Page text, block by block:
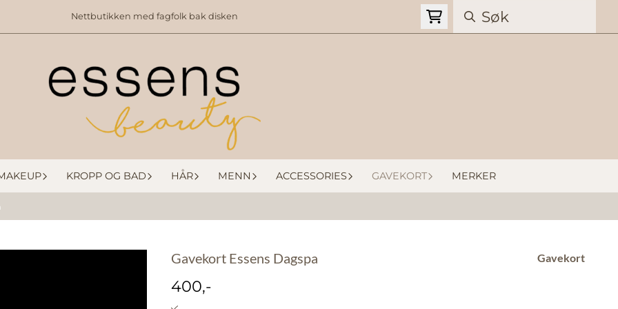
Nettbutikken med fagfolk bak disken
KROPP OG BAD HÅR MENN ACCESSORIES GAVEKORT MERKER
Gavekort Essens Dagspa Gavekort
400,-